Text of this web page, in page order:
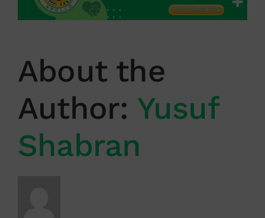
About the
Author: Yusuf
Shabran